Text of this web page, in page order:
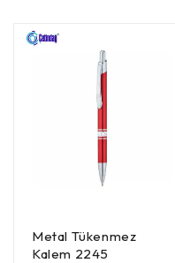
Metal Tükenmez
Kalem 2245